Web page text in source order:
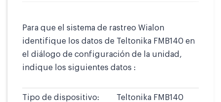
Para que el sistema de rastreo Wialon
identifique los datos de Teltonika FMB140 en
el diálogo de configuración de la unidad,
indique los siguientes datos :
Tipo de dispositivo: Teltonika FMB140